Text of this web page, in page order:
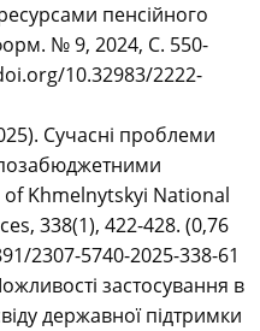
пенсійного
№ 9, 2024, С. 550-
10.32983/2222-
Сучасні проблеми
of Khmelnytskyi National
338(1), 422-428. (0,76
2307-5740-2025-338-61
застосування в
державної підтримки